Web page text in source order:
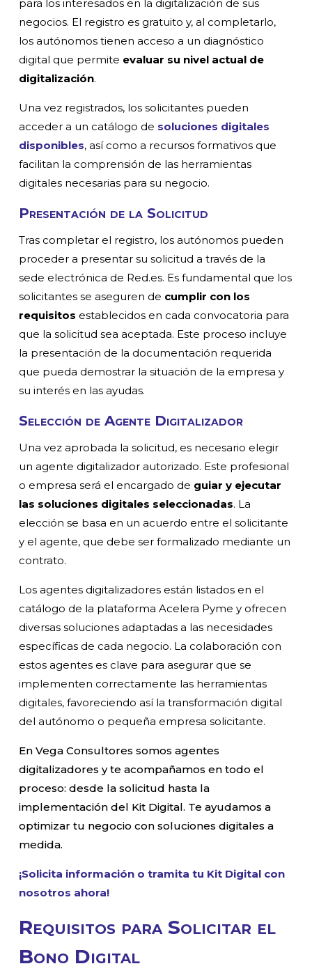
para los interesados en la digitalización de sus
negocios. El registro es gratuito y, al completarlo,
los autónomos tienen acceso a un diagnóstico
digital que permite evaluar su nivel actual de
digitalización.
Una vez registrados, los solicitantes pueden
acceder a un catálogo de soluciones digitales
disponibles, así como a recursos formativos que
facilitan la comprensión de las herramientas
digitales necesarias para su negocio.
Presentación de la Solicitud
Tras completar el registro, los autónomos pueden
proceder a presentar su solicitud a través de la
sede electrónica de Red.es. Es fundamental que los
solicitantes se aseguren de cumplir con los
requisitos establecidos en cada convocatoria para
que la solicitud sea aceptada. Este proceso incluye
la presentación de la documentación requerida
que pueda demostrar la situación de la empresa y
su interés en las ayudas.
Selección de Agente Digitalizador
Una vez aprobada la solicitud, es necesario elegir
un agente digitalizador autorizado. Este profesional
o empresa será el encargado de guiar y ejecutar
las soluciones digitales seleccionadas. La
elección se basa en un acuerdo entre el solicitante
y el agente, que debe ser formalizado mediante un
contrato.
Los agentes digitalizadores están listados en el
catálogo de la plataforma Acelera Pyme y ofrecen
diversas soluciones adaptadas a las necesidades
específicas de cada negocio. La colaboración con
estos agentes es clave para asegurar que se
implementen correctamente las herramientas
digitales, favoreciendo así la transformación digital
del autónomo o pequeña empresa solicitante.
En Vega Consultores somos agentes
digitalizadores y te acompañamos en todo el
proceso: desde la solicitud hasta la
implementación del Kit Digital. Te ayudamos a
optimizar tu negocio con soluciones digitales a
medida.
¡Solicita información o tramita tu Kit Digital con
nosotros ahora!
Requisitos para Solicitar el
Bono Digital